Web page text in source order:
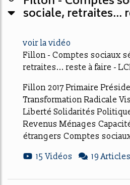
sociale, retraites...
voir la vidéo
Fillon - Comptes sociaux
retraites... reste à faire -
Fillon 2017 Primaire
Transformation Radicale
Liberté Solidarités
Revenus Ménages
étrangers Comptes
15 Vidéos
19 Articles